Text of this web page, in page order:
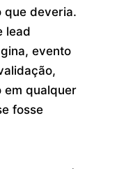
que deveria.
lead
evento
em qualquer
fosse